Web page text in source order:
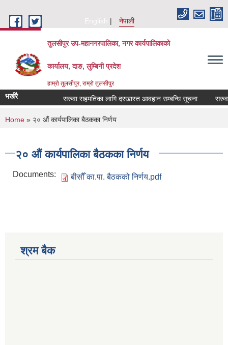
English
नेपाली
तुलसीपुर उप-महानगरपालिका, नगर कार्यपालिकाको
कार्यालय, दाङ, लुम्बिनी प्रदेश
हाम्रो तुलसीपुर, राम्रो तुलसीपुर
भर्खरै सरुवा सहमतिका लागि दरखास्त आवहान सम्बन्धि सूचना सरुवा
You are here
Home » २० औं कार्यपालिका बैठकका निर्णय
२० औं कार्यपालिका बैठकका निर्णय
Documents: बीसौँ का.पा. बैठकको निर्णय.pdf
श्रम बैक